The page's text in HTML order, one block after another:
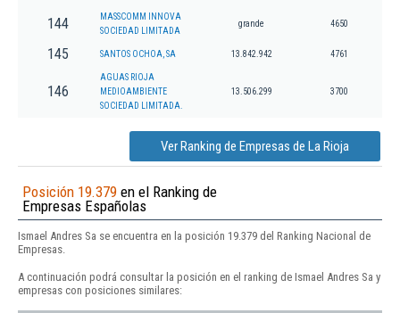
144
MASSCOMM INNOVA
SOCIEDAD LIMITADA
grande 4650
145 SANTOS OCHOA, SA 13.842.942 4761
146
AGUAS RIOJA
MEDIOAMBIENTE
SOCIEDAD LIMITADA.
13.506.299 3700
Ver Ranking de Empresas de La Rioja
Posición 19.379 en el Ranking de
Empresas Españolas
Ismael Andres Sa se encuentra en la posición 19.379 del Ranking Nacional de
Empresas.
A continuación podrá consultar la posición en el ranking de Ismael Andres Sa y
empresas con posiciones similares: